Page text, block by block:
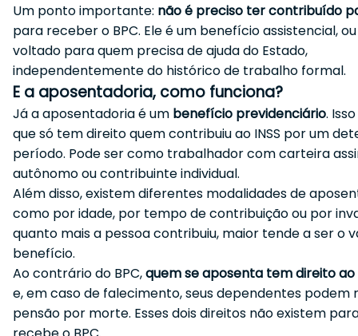
Um ponto importante: não é preciso ter contribuído
para receber o BPC. Ele é um benefício assistencial, ou
voltado para quem precisa de ajuda do Estado,
independentemente do histórico de trabalho formal.
E a aposentadoria, como funciona?
Já a aposentadoria é um benefício previdenciário.
que só tem direito quem contribuiu ao INSS por um
período. Pode ser como trabalhador com carteira
autônomo ou contribuinte individual.
Além disso, existem diferentes modalidades de
como por idade, por tempo de contribuição ou por
quanto mais a pessoa contribuiu, maior tende a ser o
benefício.
Ao contrário do BPC,quem se aposenta tem direito ao
e, em caso de falecimento, seus dependentes podem
pensão por morte. Esses dois direitos não existem